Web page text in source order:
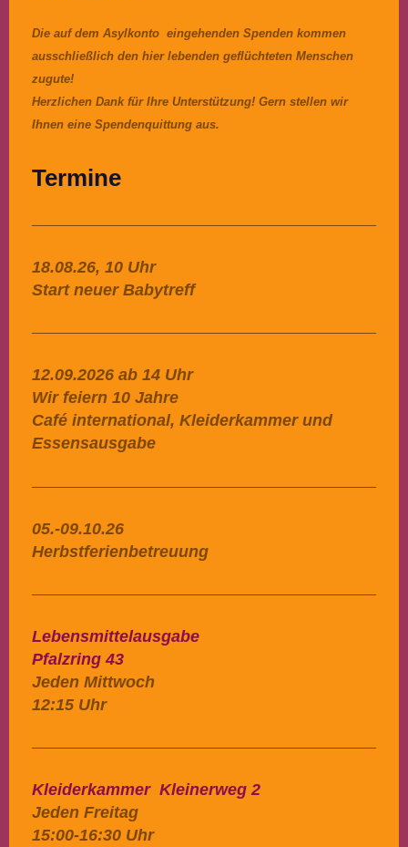
Die auf dem Asylkonto eingehenden Spenden kommen
ausschließlich den hier lebenden geflüchteten Menschen
zugute!
Herzlichen Dank für Ihre Unterstützung! Gern stellen wir
Ihnen eine Spendenquittung aus.
Termine
18.08.26, 10 Uhr
Start neuer Babytreff
12.09.2026 ab 14 Uhr
Wir feiern 10 Jahre
Café international, Kleiderkammer und
Essensausgabe
05.-09.10.26
Herbstferienbetreuung
Lebensmittelausgabe
Pfalzring 43
Jeden Mittwoch
12:15 Uhr
Kleiderkammer Kleinerweg 2
Jeden Freitag
15:00-16:30 Uhr